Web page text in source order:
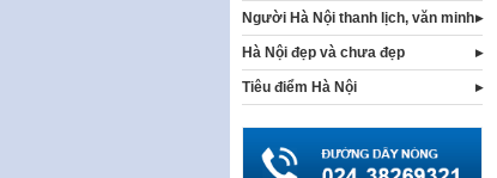
Người Hà Nội thanh lịch, văn minh
Hà Nội đẹp và chưa đẹp
Tiêu điểm Hà Nội